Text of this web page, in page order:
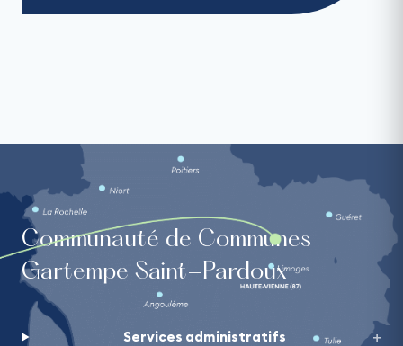
Communauté de Communes
Gartempe Saint-Pardoux
Services administratifs